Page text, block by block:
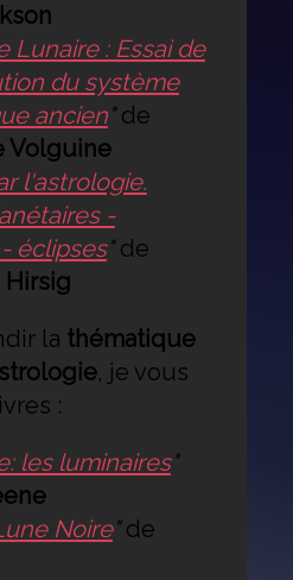
Lunaire : Essai de
du système
ancien"de
Volguine
l'astrologie.
-
éclipses"de
la thématique
, je vous
:
les luminaires"
Noire"de